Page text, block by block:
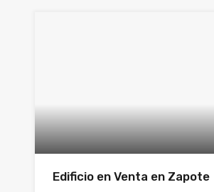
Edificio en Venta en Zapote